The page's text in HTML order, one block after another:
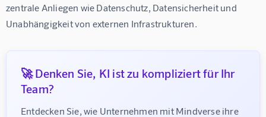
zentrale Anliegen wie Datenschutz, Datensicherheit und
Unabhängigkeit von externen Infrastrukturen.
🚀 Denken Sie, KI ist zu kompliziert für Ihr
Team?
Entdecken Sie, wie Unternehmen mit Mindverse ihre